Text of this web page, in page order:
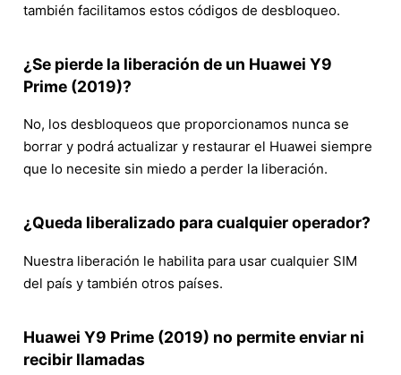
también facilitamos estos códigos de desbloqueo.
¿Se pierde la liberación de un Huawei Y9
Prime (2019)?
No, los desbloqueos que proporcionamos nunca se
borrar y podrá actualizar y restaurar el Huawei siempre
que lo necesite sin miedo a perder la liberación.
¿Queda liberalizado para cualquier operador?
Nuestra liberación le habilita para usar cualquier SIM
del país y también otros países.
Huawei Y9 Prime (2019) no permite enviar ni
recibir llamadas